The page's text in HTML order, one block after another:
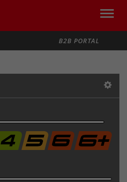
Toggle
B2B PORTAL